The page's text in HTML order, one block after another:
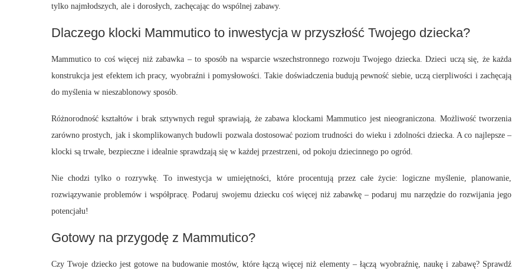
tylko najmłodszych, ale i dorosłych, zachęcając do wspólnej zabawy.
Dlaczego klocki Mammutico to inwestycja w przyszłość Twojego dziecka?
Mammutico to coś więcej niż zabawka – to sposób na wsparcie wszechstronnego rozwoju Twojego dziecka. Dzieci uczą się, że każda
konstrukcja jest efektem ich pracy, wyobraźni i pomysłowości. Takie doświadczenia budują pewność siebie, uczą cierpliwości i zachęcają
do myślenia w nieszablonowy sposób.
Różnorodność kształtów i brak sztywnych reguł sprawiają, że zabawa klockami Mammutico jest nieograniczona. Możliwość tworzenia
zarówno prostych, jak i skomplikowanych budowli pozwala dostosować poziom trudności do wieku i zdolności dziecka. A co najlepsze –
klocki są trwałe, bezpieczne i idealnie sprawdzają się w każdej przestrzeni, od pokoju dziecinnego po ogród.
Nie chodzi tylko o rozrywkę. To inwestycja w umiejętności, które procentują przez całe życie: logiczne myślenie, planowanie,
rozwiązywanie problemów i współpracę. Podaruj swojemu dziecku coś więcej niż zabawkę – podaruj mu narzędzie do rozwijania jego
potencjału!
Gotowy na przygodę z Mammutico?
Czy Twoje dziecko jest gotowe na budowanie mostów, które łączą więcej niż elementy – łączą wyobraźnię, naukę i zabawę? Sprawdź